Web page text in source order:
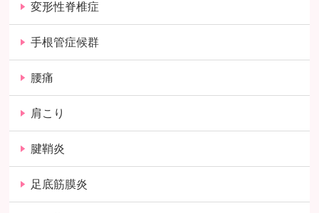
変形性脊椎症
手根管症候群
腰痛
肩こり
腱鞘炎
足底筋膜炎